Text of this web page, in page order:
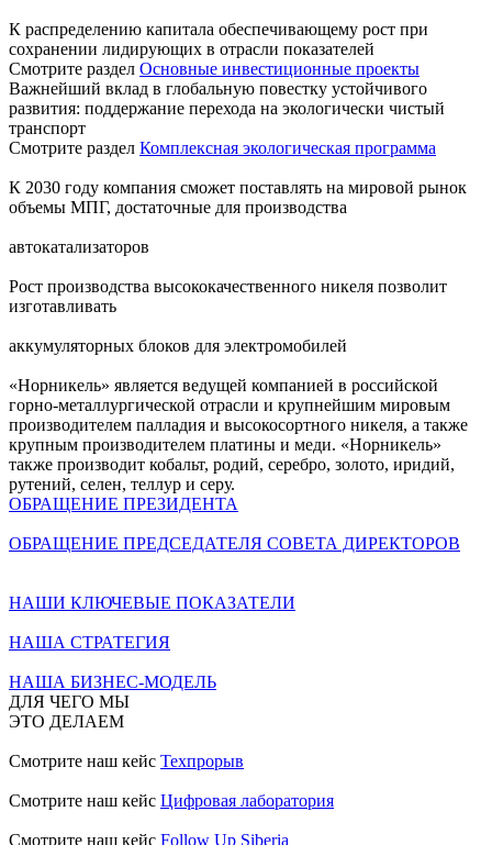
К распределению капитала обеспечивающему рост при
сохранении лидирующих в отрасли показателей
Смотрите раздел Основные инвестиционные проекты
Важнейший вклад в глобальную повестку устойчивого
развития: поддержание перехода на экологически чистый
транспорт
Смотрите раздел Комплексная экологическая программа
К 2030 году компания сможет поставлять на мировой рынок
объемы МПГ, достаточные для производства
автокатализаторов
Рост производства высококачественного никеля позволит
изготавливать
аккумуляторных блоков для электромобилей
«Норникель» является ведущей компанией в российской
горно-металлургической отрасли и крупнейшим мировым
производителем палладия и высокосортного никеля, а также
крупным производителем платины и меди. «Норникель»
также производит кобальт, родий, серебро, золото, иридий,
рутений, селен, теллур и серу.
ОБРАЩЕНИЕ ПРЕЗИДЕНТА
ОБРАЩЕНИЕ ПРЕДСЕДАТЕЛЯ СОВЕТА ДИРЕКТОРОВ
НАШИ КЛЮЧЕВЫЕ ПОКАЗАТЕЛИ
НАША СТРАТЕГИЯ
НАША БИЗНЕС-МОДЕЛЬ
ДЛЯ ЧЕГО МЫ
ЭТО ДЕЛАЕМ
Смотрите наш кейс Техпрорыв
Смотрите наш кейс Цифровая лаборатория
Смотрите наш кейс Follow Up Siberia